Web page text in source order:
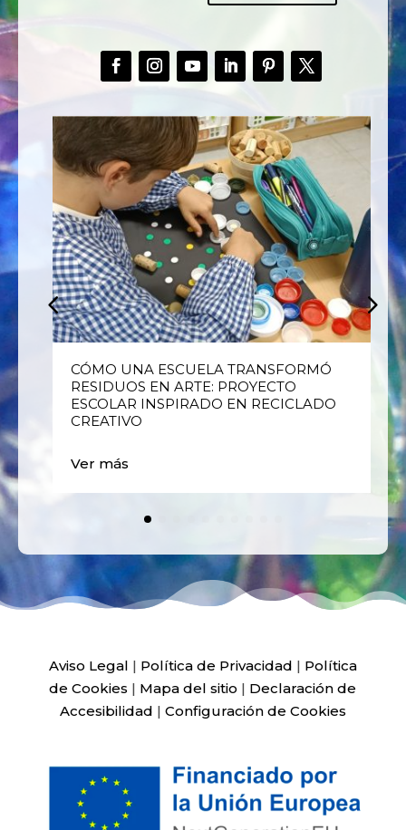
CÓMO UNA ESCUELA TRANSFORMÓ
RESIDUOS EN ARTE: PROYECTO
ESCOLAR INSPIRADO EN RECICLADO
CREATIVO
Ver más
Aviso Legal | Política de Privacidad | Política
de Cookies | Mapa del sitio | Declaración de
Accesibilidad | Configuración de Cookies